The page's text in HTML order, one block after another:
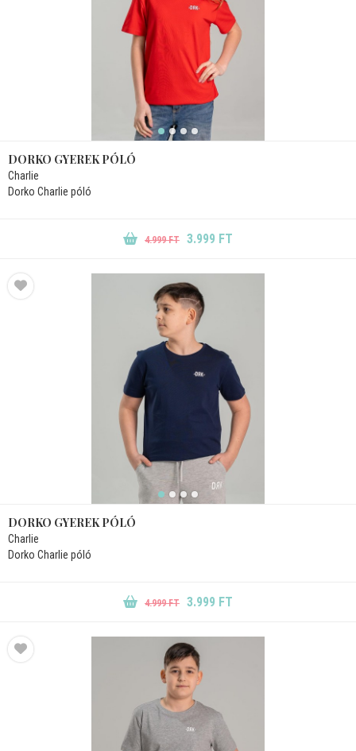
DORKO GYEREK PÓLÓ
Charlie
Dorko Charlie póló
4.999 FT 3.999 FT
DORKO GYEREK PÓLÓ
Charlie
Dorko Charlie póló
4.999 FT 3.999 FT